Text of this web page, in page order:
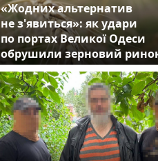
«Жодних альтернатив
не з'явиться»: як удари
по портах Великої Одеси
обрушили зерновий